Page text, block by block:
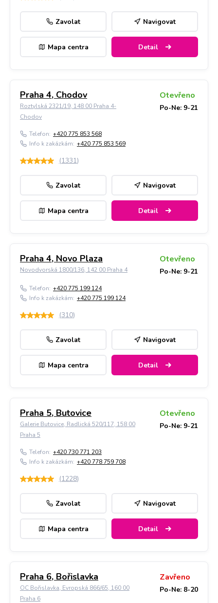
Zavolat Navigovat
Mapa centra Detail
Praha 4, Chodov
Roztylská 2321/19, 148 00 Praha 4-
Chodov
Otevřeno
Po-Ne: 9-21
Telefon: +420 775 853 568
Info k zakázkám: +420 775 853 569
(1331)
Zavolat Navigovat
Mapa centra Detail
Praha 4, Novo Plaza
Novodvorská 1800/136, 142 00 Praha 4
Otevřeno
Po-Ne: 9-21
Telefon: +420 775 199 124
Info k zakázkám: +420 775 199 124
(310)
Zavolat Navigovat
Mapa centra Detail
Praha 5, Butovice
Galerie Butovice, Radlická 520/117, 158 00
Praha 5
Otevřeno
Po-Ne: 9-21
Telefon: +420 730 771 203
Info k zakázkám: +420 778 759 708
(1228)
Zavolat Navigovat
Mapa centra Detail
Praha 6, Bořislavka
OC Bořislavka, Evropská 866/65, 160 00
Praha 6
Zavřeno
Po-Ne: 8-20